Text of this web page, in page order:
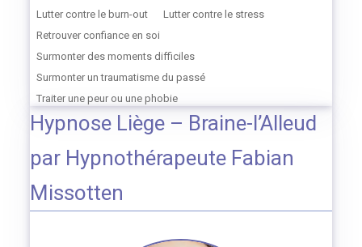
Lutter contre le burn-out
Lutter contre le stress
Retrouver confiance en soi
Surmonter des moments difficiles
Surmonter un traumatisme du passé
Traiter une peur ou une phobie
Hypnose Liège – Braine-l’Alleud
par Hypnothérapeute Fabian
Missotten